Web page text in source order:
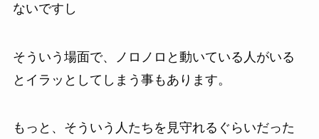
ないですし
そういう場面で、ノロノロと動いている人がいる
とイラッとしてしまう事もあります。
もっと、そういう人たちを見守れるぐらいだった